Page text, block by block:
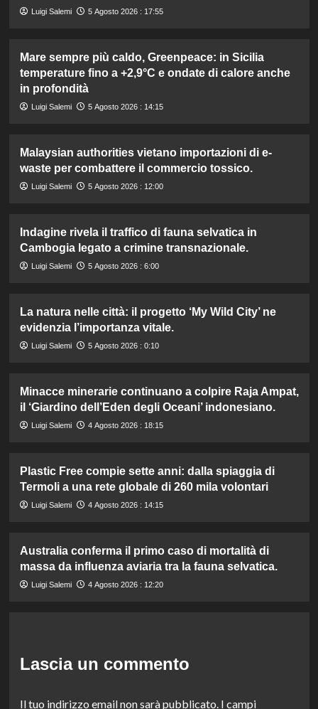
Luigi Salemi 5 Agosto 2026 : 17:55
Mare sempre più caldo, Greenpeace: in Sicilia
temperature fino a +2,9°C e ondate di calore anche
in profondità
Luigi Salemi 5 Agosto 2026 : 14:15
Malaysian authorities vietano importazioni di e-
waste per combattere il commercio tossico.
Luigi Salemi 5 Agosto 2026 : 12:00
Indagine rivela il traffico di fauna selvatica in
Cambogia legato a crimine transnazionale.
Luigi Salemi 5 Agosto 2026 : 6:00
La natura nelle città: il progetto ‘My Wild City’ ne
evidenzia l’importanza vitale.
Luigi Salemi 5 Agosto 2026 : 0:10
Minacce minerarie continuano a colpire Raja Ampat,
il ‘Giardino dell’Eden degli Oceani’ indonesiano.
Luigi Salemi 4 Agosto 2026 : 18:15
Plastic Free compie sette anni: dalla spiaggia di
Termoli a una rete globale di 260 mila volontari
Luigi Salemi 4 Agosto 2026 : 14:15
Australia conferma il primo caso di mortalità di
massa da influenza aviaria tra la fauna selvatica.
Luigi Salemi 4 Agosto 2026 : 12:20
Lascia un commento
Il tuo indirizzo email non sarà pubblicato. I campi